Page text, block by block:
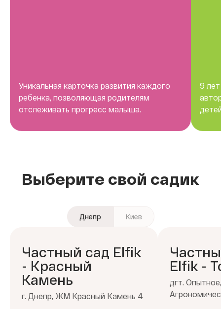
Уникальная карточка развития каждого
ребенка, позволяющая родителям
отслеживать прогресс малыша.
9
Выберите свой садик
Днепр Киев
Частный сад Elfik
- Красный
Камень
г. Днепр, ЖМ Красный Камень 4
Elfik -
дгт.